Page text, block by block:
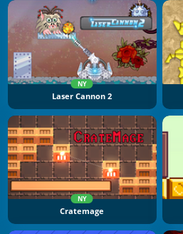
NY
Laser Cannon 2
NY
Cratemage